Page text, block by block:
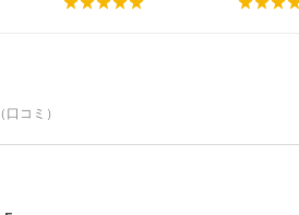
（口コミ）